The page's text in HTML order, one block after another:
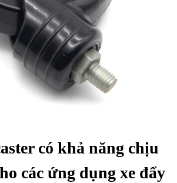
có khả năng chịu
các ứng dụng xe đẩy